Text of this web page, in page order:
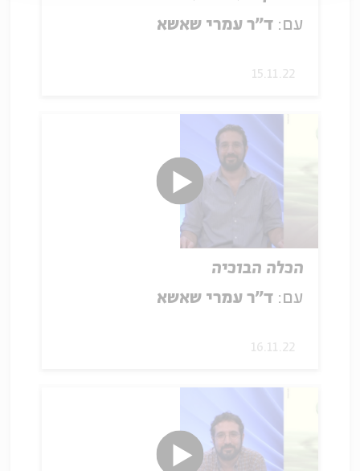
עם: ד"ר עמרי שאשא
15.11.22
הכלה הבוכיה
עם: ד"ר עמרי שאשא
16.11.22